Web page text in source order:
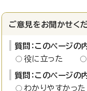
ご意見をお聞かせく
質問：このページの
役に立った
質問：このページの
わかりやすかっ